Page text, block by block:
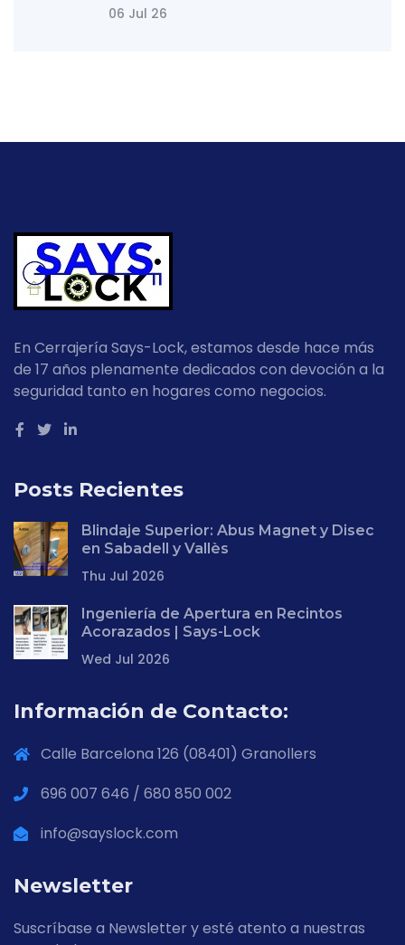
06 Jul 26
En Cerrajería Says-Lock, estamos desde hace más
de 17 años plenamente dedicados con devoción a la
seguridad tanto en hogares como negocios.
Posts Recientes
Blindaje Superior: Abus Magnet y Disec
en Sabadell y Vallès
Thu Jul 2026
Ingeniería de Apertura en Recintos
Acorazados | Says-Lock
Wed Jul 2026
Información de Contacto:
Calle Barcelona 126 (08401) Granollers
696 007 646 / 680 850 002
info@sayslock.com
Newsletter
Suscríbase a Newsletter y esté atento a nuestras